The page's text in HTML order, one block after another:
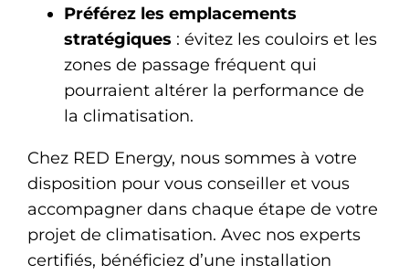
Préférez les emplacements
stratégiques : évitez les couloirs et les
zones de passage fréquent qui
pourraient altérer la performance de
la climatisation.
Chez RED Energy, nous sommes à votre
disposition pour vous conseiller et vous
accompagner dans chaque étape de votre
projet de climatisation. Avec nos experts
certifiés, bénéficiez d’une installation